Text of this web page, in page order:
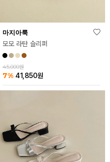
마지아룩
모모 라탄 슬리퍼
45,000원
7% 41,850원